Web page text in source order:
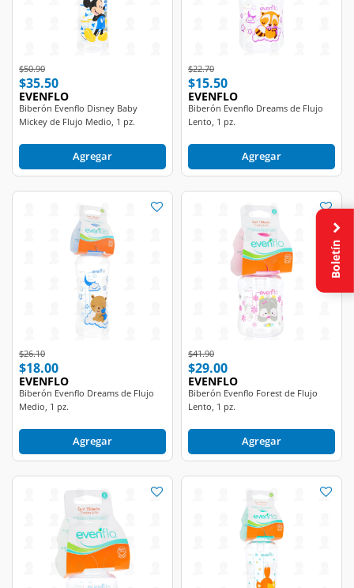
Price reduced from
$50.90to
$35.50
EVENFLO
Biberón Evenflo Disney Baby
Mickey de Flujo Medio, 1 pz.
Agregar
Price reduced from
$22.70to
$15.50
EVENFLO
Biberón Evenflo Dreams de Flujo
Lento, 1 pz.
Agregar
Price reduced from
$26.10to
$18.00
EVENFLO
Biberón Evenflo Dreams de Flujo
Medio, 1 pz.
Agregar
Price reduced from
$41.90to
$29.00
EVENFLO
Biberón Evenflo Forest de Flujo
Lento, 1 pz.
Agregar
Boletín